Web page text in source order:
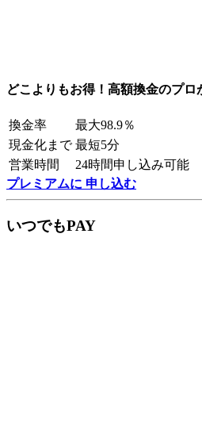
どこよりもお得！高額換金のプロ
換金率
最大98.9％
現金化まで 最短5分
営業時間
24時間申し込み可能
プレミアムに 申し込む
いつでもPAY